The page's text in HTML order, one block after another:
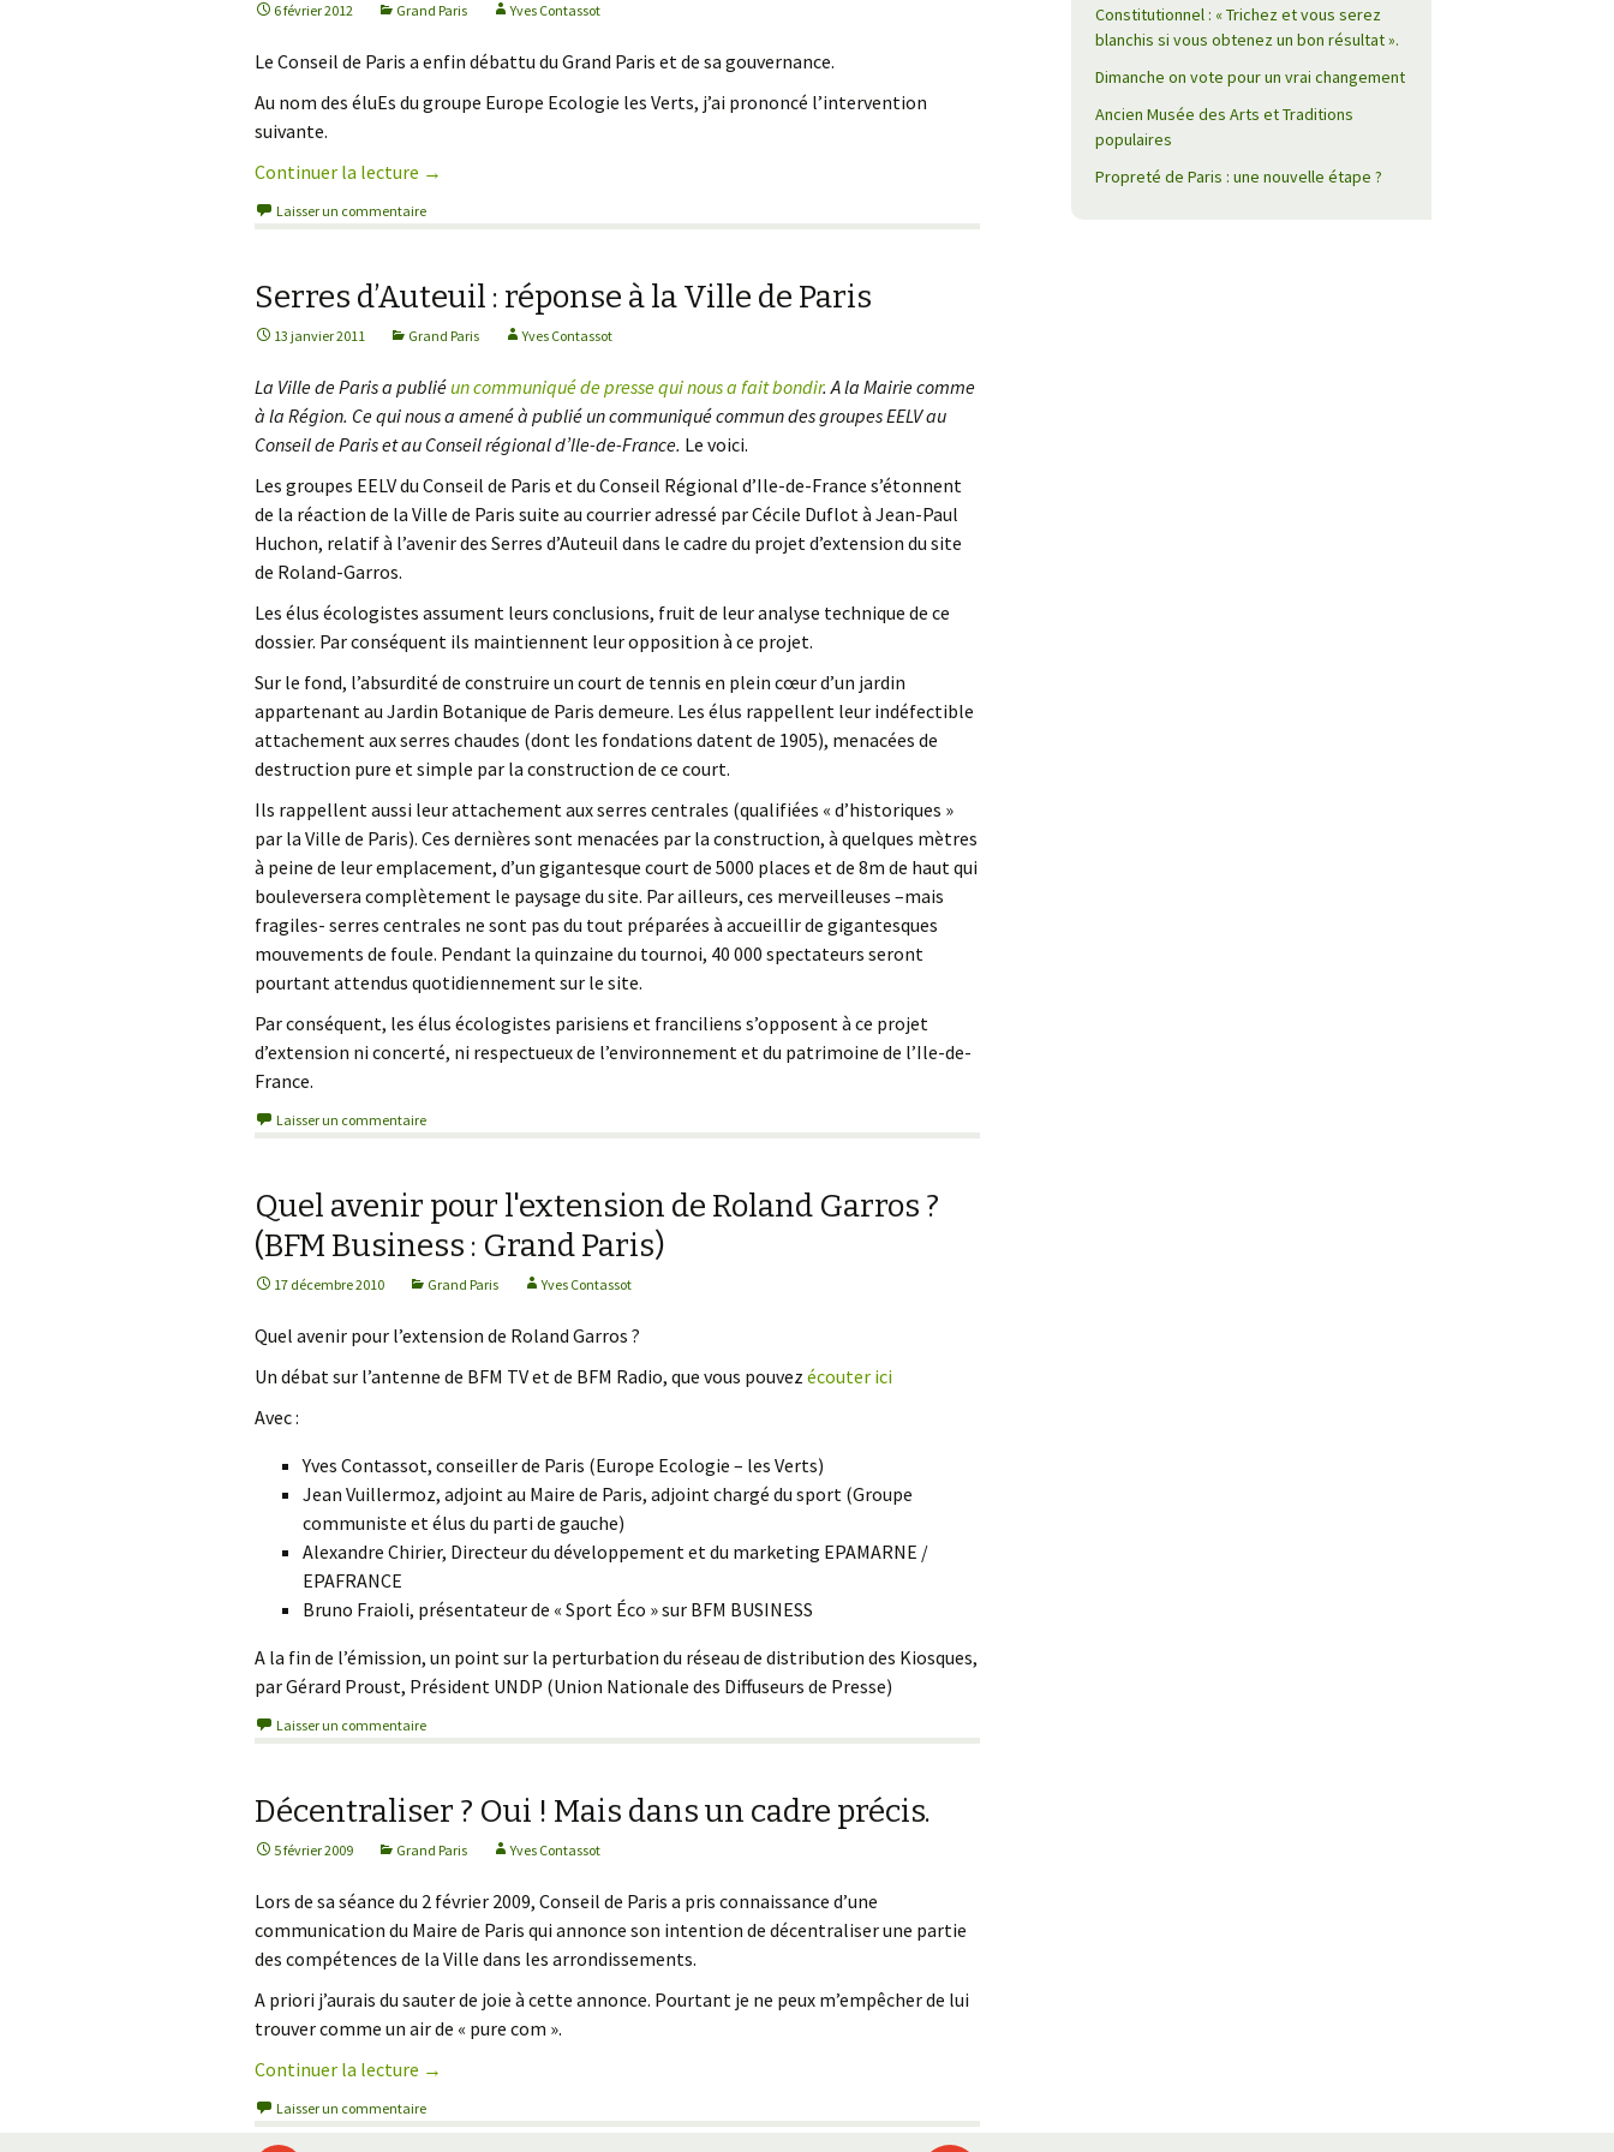
Nature, espace public
6 février 2012 Grand Paris Yves Contassot
Le Conseil de Paris a enfin débattu du Grand Paris et de sa gouvernance.
Au nom des éluEs du groupe Europe Ecologie les Verts, j’ai prononcé l’intervention
suivante.
Continuer la lecture de
→
Laisser un commentaire
Serres d’Auteuil : réponse à la Ville de Paris
13 janvier 2011 Grand Paris Yves Contassot
La Ville de Paris a publié un communiqué de presse qui nous a fait bondir. A la Mairie comme
à la Région. Ce qui nous a amené à publié un communiqué commun des groupes EELV au
Conseil de Paris et au Conseil régional d’Ile-de-France. Le voici.
Les groupes EELV du Conseil de Paris et du Conseil Régional d’Ile-de-France s’étonnent
de la réaction de la Ville de Paris suite au courrier adressé par Cécile Duflot à Jean-Paul
Huchon, relatif à l’avenir des Serres d’Auteuil dans le cadre du projet d’extension du site
de Roland-Garros.
Les élus écologistes assument leurs conclusions, fruit de leur analyse technique de ce
dossier. Par conséquent ils maintiennent leur opposition à ce projet.
Sur le fond, l’absurdité de construire un court de tennis en plein cœur d’un jardin
appartenant au Jardin Botanique de Paris demeure. Les élus rappellent leur indéfectible
attachement aux serres chaudes (dont les fondations datent de 1905), menacées de
destruction pure et simple par la construction de ce court.
Ils rappellent aussi leur attachement aux serres centrales (qualifiées « d’historiques »
par la Ville de Paris). Ces dernières sont menacées par la construction, à quelques mètres
à peine de leur emplacement, d’un gigantesque court de 5000 places et de 8m de haut qui
bouleversera complètement le paysage du site. Par ailleurs, ces merveilleuses –mais
fragiles- serres centrales ne sont pas du tout préparées à accueillir de gigantesques
mouvements de foule. Pendant la quinzaine du tournoi, 40 000 spectateurs seront
pourtant attendus quotidiennement sur le site.
Par conséquent, les élus écologistes parisiens et franciliens s’opposent à ce projet
d’extension ni concerté, ni respectueux de l’environnement et du patrimoine de l’Ile-de-
France.
Laisser un commentaire
Quel avenir pour l'extension de Roland Garros ?
(BFM Business : Grand Paris)
17 décembre 2010 Grand Paris Yves Contassot
Quel avenir pour l’extension de Roland Garros ?
Un débat sur l’antenne de BFM TV et de BFM Radio, que vous pouvez écouter ici
Avec :
Yves Contassot, conseiller de Paris (Europe Ecologie – les Verts)
Jean Vuillermoz, adjoint au Maire de Paris, adjoint chargé du sport (Groupe
communiste et élus du parti de gauche)
Alexandre Chirier, Directeur du développement et du marketing EPAMARNE /
EPAFRANCE
Bruno Fraioli, présentateur de « Sport Éco » sur BFM BUSINESS
A la fin de l’émission, un point sur la perturbation du réseau de distribution des Kiosques,
par Gérard Proust, Président UNDP (Union Nationale des Diffuseurs de Presse)
Laisser un commentaire
Décentraliser ? Oui ! Mais dans un cadre précis.
5 février 2009 Grand Paris Yves Contassot
Lors de sa séance du 2 février 2009, Conseil de Paris a pris connaissance d’une
communication du Maire de Paris qui annonce son intention de décentraliser une partie
des compétences de la Ville dans les arrondissements.
A priori j’aurais du sauter de joie à cette annonce. Pourtant je ne peux m’empêcher de lui
trouver comme un air de « pure com ».
Continuer la lecture de
→
Laisser un commentaire
Constitutionnel : « Trichez et vous serez
blanchis si vous obtenez un bon résultat ».
Dimanche on vote pour un vrai changement
Ancien Musée des Arts et Traditions
populaires
Propreté de Paris : une nouvelle étape ?